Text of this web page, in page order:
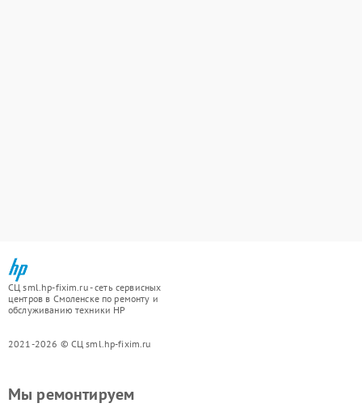
СЦ sml.hp-fixim.ru - сеть сервисных
центров в Смоленске по ремонту и
обслуживанию техники HP
2021-2026 © СЦ sml.hp-fixim.ru
Мы ремонтируем